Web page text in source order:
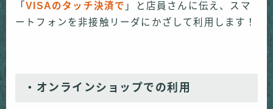
「VISAのタッチ決済で 」と店員さんに伝え、スマ
ートフォンを非接触リーダにかざして利用します！
・オンラインショップでの利用